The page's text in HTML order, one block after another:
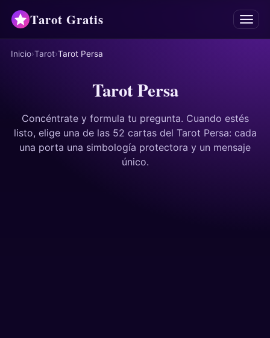
Tarot Gratis Menú
Tarot
Mancias
Astrología
Inicio Tarot Tarot Persa
Tarot Persa
Concéntrate y formula tu pregunta. Cuando estés
listo, elige una de las 52 cartas del Tarot Persa: cada
una porta una simbología protectora y un mensaje
único.